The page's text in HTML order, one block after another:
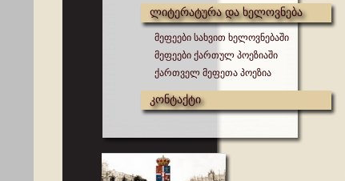
ლიტერატურა და ხელოვნება
მეფეები სახვით ხელოვნებაში
მეფეები ქართულ პოეზიაში
ქართველ მეფეთა პოეზია
კონტაქტი